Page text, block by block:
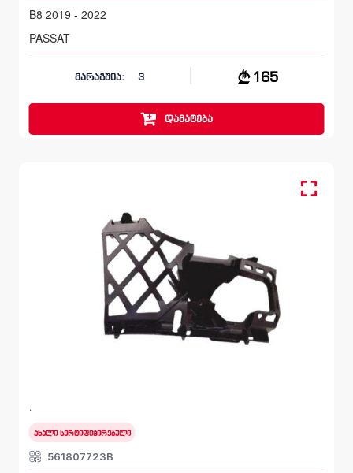
B8 2019 - 2022
PASSAT
მარაგშია: 3 165
დამატება
B8 2014 – 2019
ახალი სერტიფიცირებული
561807723B